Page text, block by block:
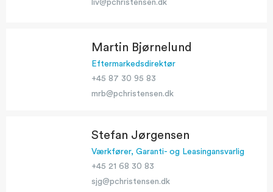
liv@pchristensen.dk
Martin Bjørnelund
Eftermarkedsdirektør
+45 87 30 95 83
mrb@pchristensen.dk
Stefan Jørgensen
Værkfører, Garanti- og Leasingansvarlig
+45 21 68 30 83
sjg@pchristensen.dk